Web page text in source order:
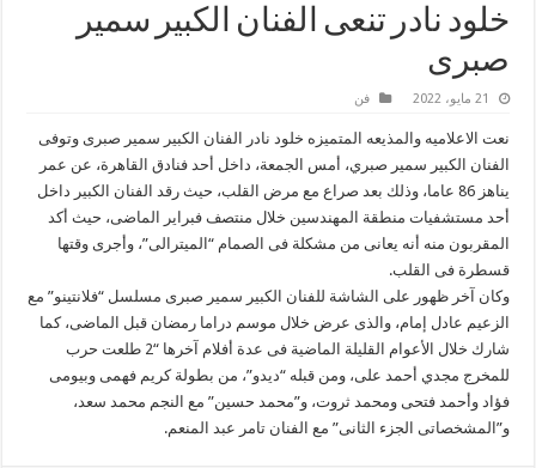
خلود نادر تنعى الفنان الكبير سمير
صبرى
21 مايو، 2022 فن
نعت الاعلاميه والمذيعه المتميزه خلود نادر الفنان الكبير سمير صبرى وتوفى
الفنان الكبير سمير صبري، أمس الجمعة، داخل أحد فنادق القاهرة، عن عمر
يناهز 86 عاما، وذلك بعد صراع مع مرض القلب، حيث رقد الفنان الكبير داخل
أحد مستشفيات منطقة المهندسين خلال منتصف فبراير الماضى، حيث أكد
المقربون منه أنه يعانى من مشكلة فى الصمام “الميترالى”، وأجرى وقتها
قسطرة فى القلب.
وكان آخر ظهور على الشاشة للفنان الكبير سمير صبرى مسلسل “فلانتينو” مع
الزعيم عادل إمام، والذى عرض خلال موسم دراما رمضان قبل الماضى، كما
شارك خلال الأعوام القليلة الماضية فى عدة أفلام آخرها “2 طلعت حرب
للمخرج مجدي أحمد على، ومن قبله “ديدو”، من بطولة كريم فهمى وبيومى
فؤاد وأحمد فتحى ومحمد ثروت، و”محمد حسين” مع النجم محمد سعد،
و”المشخصاتى الجزء الثانى” مع الفنان تامر عبد المنعم.